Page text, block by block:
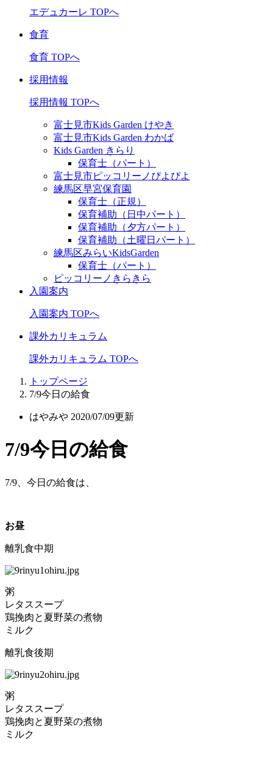
エデュカーレ TOPへ
食育
食育 TOPへ
採用情報
採用情報 TOPへ
富士見市Kids Garden けやき
富士見市Kids Garden わかば
Kids Garden きらり
保育士（パート）
富士見市ピッコリーノぴよぴよ
練馬区早宮保育園
保育士（正規）
保育補助（日中パート）
保育補助（夕方パート）
保育補助（土曜日パート）
練馬区みらいKidsGarden
保育士（パート）
ピッコリーノきらきら
入園案内
入園案内 TOPへ
課外カリキュラム
課外カリキュラム TOPへ
トップページ
7/9今日の給食
はやみや 2020/07/09更新
7/9今日の給食
7/9、今日の給食は、
お昼
離乳食中期
粥
レタススープ
鶏挽肉と夏野菜の煮物
ミルク
離乳食後期
粥
レタススープ
鶏挽肉と夏野菜の煮物
ミルク